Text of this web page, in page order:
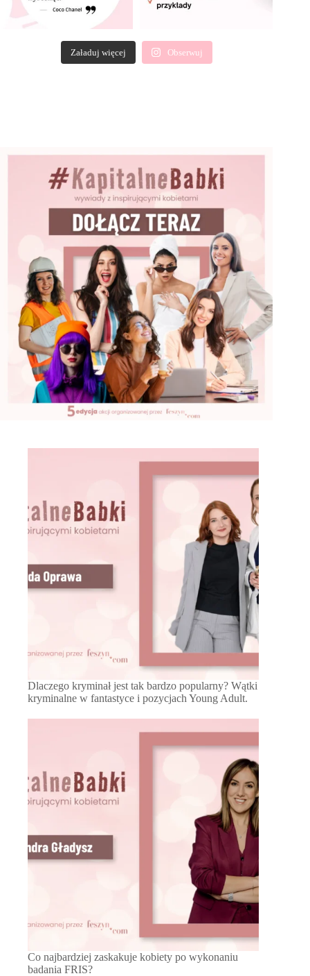
Załaduj więcej Obserwuj
Dlaczego kryminał jest tak bardzo popularny? Wątki
kryminalne w fantastyce i pozycjach Young Adult.
Co najbardziej zaskakuje kobiety po wykonaniu
badania FRIS?